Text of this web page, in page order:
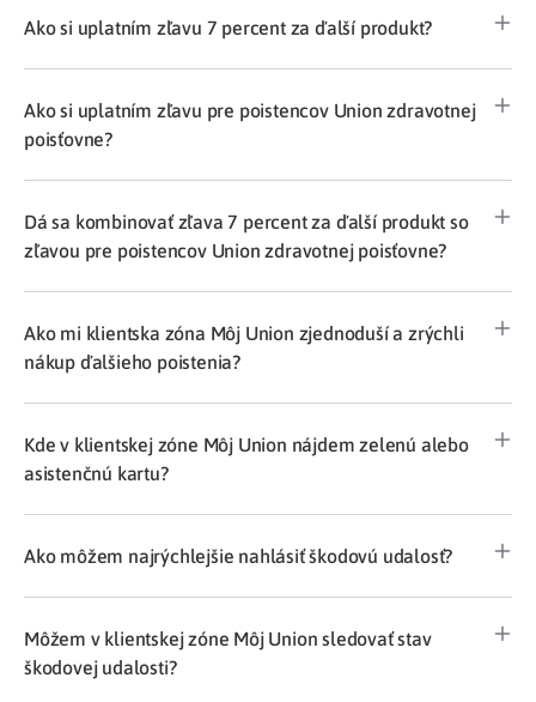
Ako si uplatním zľavu 7 percent za ďalší produkt?
Ako si uplatním zľavu pre poistencov Union zdravotnej
poisťovne?
Dá sa kombinovať zľava 7 percent za ďalší produkt so
zľavou pre poistencov Union zdravotnej poisťovne?
Ako mi klientska zóna Môj Union zjednoduší a zrýchli
nákup ďalšieho poistenia?
Kde v klientskej zóne Môj Union nájdem zelenú alebo
asistenčnú kartu?
Ako môžem najrýchlejšie nahlásiť škodovú udalosť?
Môžem v klientskej zóne Môj Union sledovať stav
škodovej udalosti?